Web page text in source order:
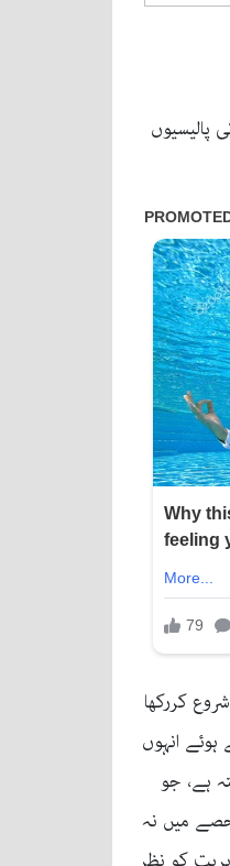
پالیسیوں
کررکھا
انہوں
ہے، جو
حصے میں نہ
کو نظر